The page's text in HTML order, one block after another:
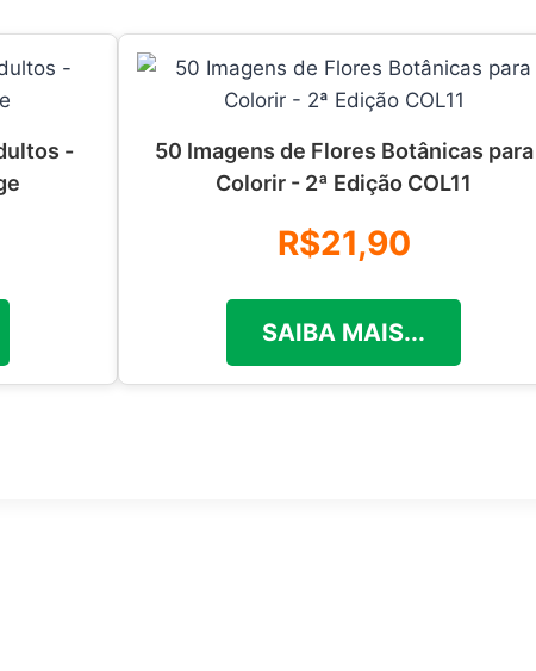
-
50 Imagens de Flores Botânicas para
Colorir - 2ª Edição COL11
R$21,90
SAIBA MAIS...